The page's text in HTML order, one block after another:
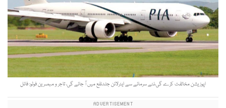
اپوزیشن مخالفت کرے گی،نئے سرمائے سے ایئرلائن جلدنفع میں آ جائے گی، تاجر و مبصرین فوٹو: فائل